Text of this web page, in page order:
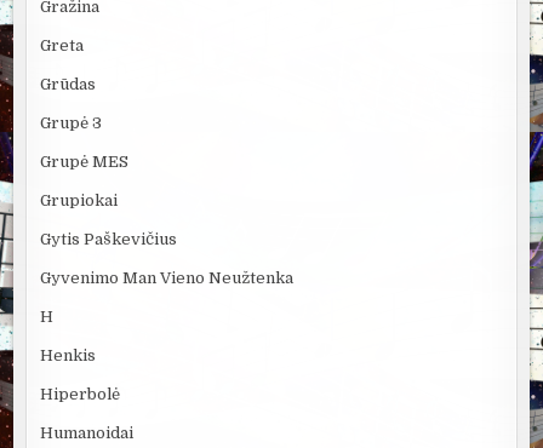
Gražina
Greta
Grūdas
Grupė 3
Grupė MES
Grupiokai
Gytis Paškevičius
Gyvenimo Man Vieno Neužtenka
H
Henkis
Hiperbolė
Humanoidai